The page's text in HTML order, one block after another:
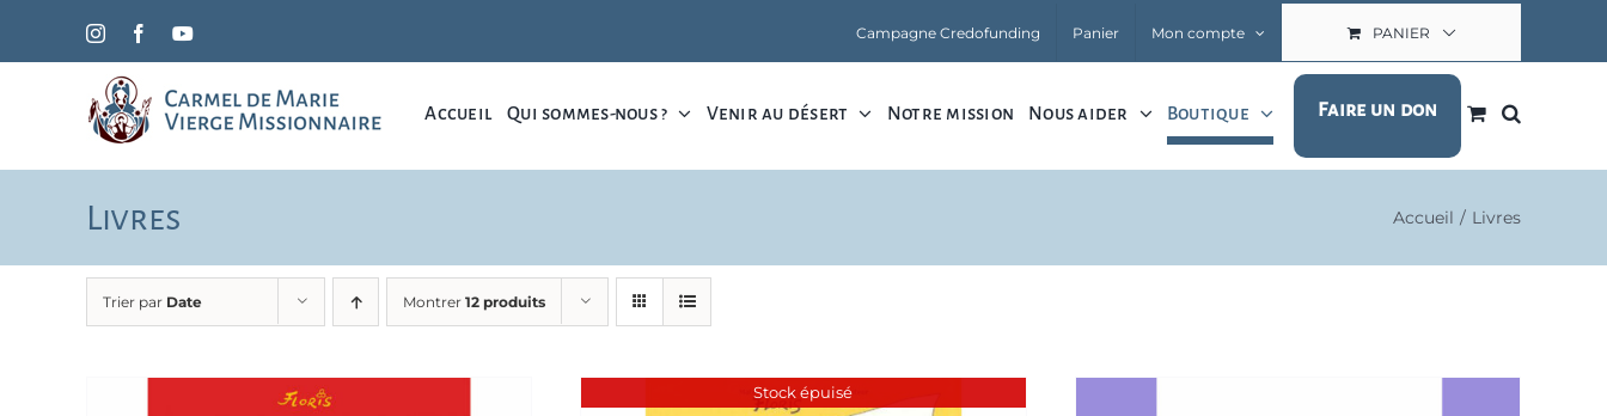
InstagramFacebookYouTube Campagne Credofunding Panier Mon compte PANIER
Accueil Qui sommes-nous ? Venir au désert Notre mission Nous aider Boutique Faire un don
Livres Accueil Livres
Trier par Date Montrer 12 produits
Stock épuisé